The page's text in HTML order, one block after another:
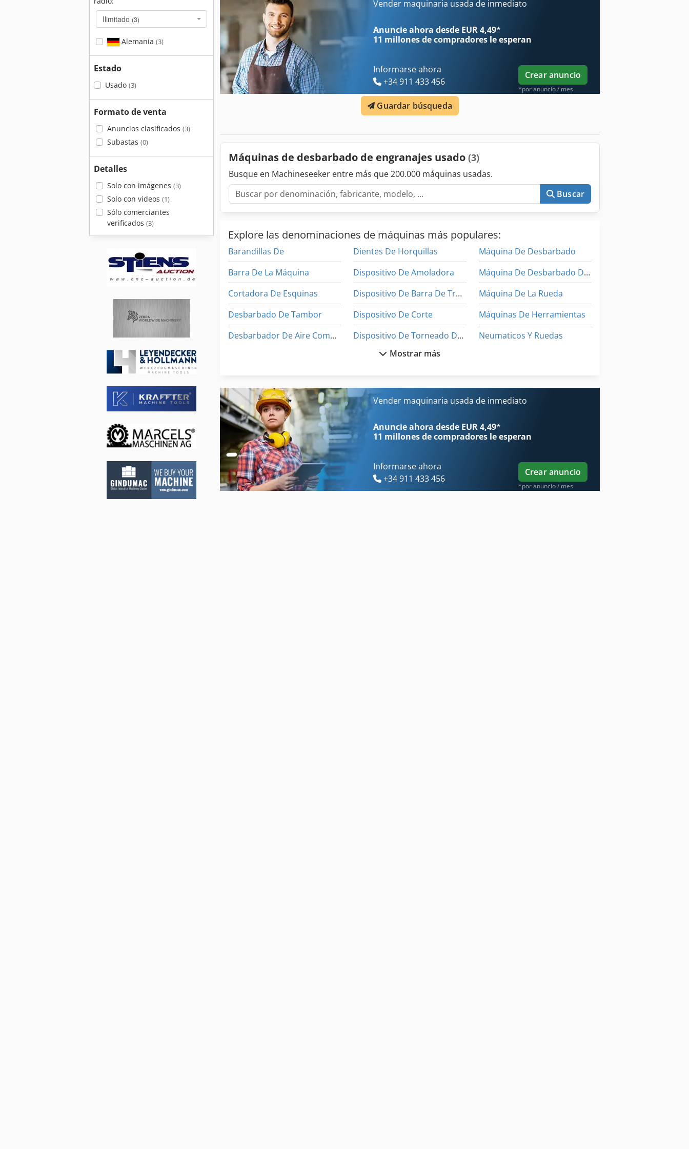
Ilimitado (3)
Alemania (3)
Estado
Usado (3)
Formato de venta
Anuncios clasificados (3)
Subastas (0)
Detalles
Solo con imágenes (3)
Solo con videos (1)
Sólo comerciantes
verificados (3)
Vender maquinaria usada de inmediato
Anuncie ahora desde EUR 4,49*
11 millones de compradores le esperan
Informarse ahora
+34 911 433 456
Crear anuncio
*por anuncio / mes
Guardar búsqueda
Máquinas de desbarbado de engranajes usado (3)
Busque en Machineseeker entre más que 200.000 máquinas usadas.
Buscar
Explore las denominaciones de máquinas más populares:
Barandillas De
Barra De La Máquina
Cortadora De Esquinas
Desbarbado De Tambor
Desbarbador De Aire Comprimido
Desmontadora De Neumáticos De Camión
Dientes De Carretilla Elevadora
Dientes De Horquillas
Dispositivo De Amoladora
Dispositivo De Barra De Tracción
Dispositivo De Corte
Dispositivo De Torneado De La Soldadura
Equipo De Bar
Herramientas De Ranurado
Máquina De Desbarbado
Máquina De Desbarbado De Metal De Hoja
Máquina De La Rueda
Máquinas De Herramientas
Neumaticos Y Ruedas
Mostrar más
Vender maquinaria usada de inmediato
Anuncie ahora desde EUR 4,49*
11 millones de compradores le esperan
Informarse ahora
+34 911 433 456
Crear anuncio
*por anuncio / mes